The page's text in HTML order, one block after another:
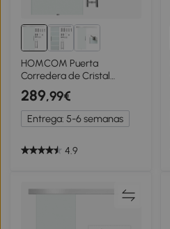
HOMCOM Puerta
Corredera de Cristal
Satinado 102,5x205 cm
Puerta Corrediza con Riel
Tirador y Cristal de
Seguridad Translúcido
289,99€
Entrega: 5-6 semanas
4.9